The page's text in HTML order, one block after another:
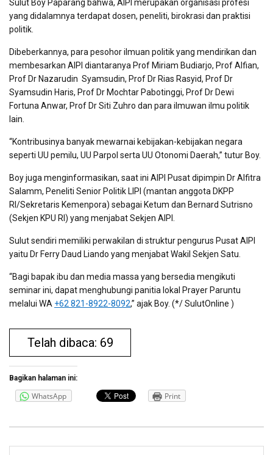
Sulut Boy Paparang bahwa, AIPI merupakan organisasi profesi
yang didalamnya terdapat dosen, peneliti, birokrasi dan praktisi
politik.
Dibeberkannya, para pesohor ilmuan politik yang mendirikan dan
membesarkan AIPI diantaranya Prof Miriam Budiarjo, Prof Alfian,
Prof Dr Nazarudin Syamsudin, Prof Dr Rias Rasyid, Prof Dr
Syamsudin Haris, Prof Dr Mochtar Pabotinggi, Prof Dr Dewi
Fortuna Anwar, Prof Dr Siti Zuhro dan para ilmuwan ilmu politik
lain.
“Kontribusinya banyak mewarnai kebijakan-kebijakan negara
seperti UU pemilu, UU Parpol serta UU Otonomi Daerah,” tutur Boy.
Boy juga menginformasikan, saat ini AIPI Pusat dipimpin Dr Alfitra
Salamm, Peneliti Senior Politik LIPI (mantan anggota DKPP
RI/Sekretaris Kemenpora) sebagai Ketum dan Bernard Sutrisno
(Sekjen KPU RI) yang menjabat Sekjen AIPI.
Sulut sendiri memiliki perwakilan di struktur pengurus Pusat AIPI
yaitu Dr Ferry Daud Liando yang menjabat Wakil Sekjen Satu.
“Bagi bapak ibu dan media massa yang bersedia mengikuti
seminar ini, dapat menghubungi panitia lokal Prayer Paruntu
melalui WA +62 821-8922-8092,” ajak Boy. (*/ SulutOnline )
Telah dibaca: 69
Bagikan halaman ini:
WhatsApp Print